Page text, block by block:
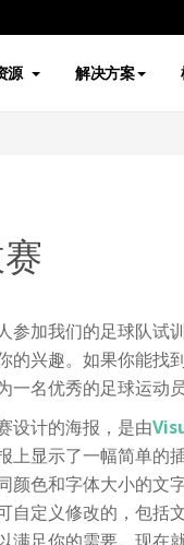
源 解决方案
参加我们的足球队试
的兴趣。如果你能找
名优秀的足球运动员
设计的海报，是由
上显示了一幅简单
颜色和字体大小的文
自定义修改的，包括